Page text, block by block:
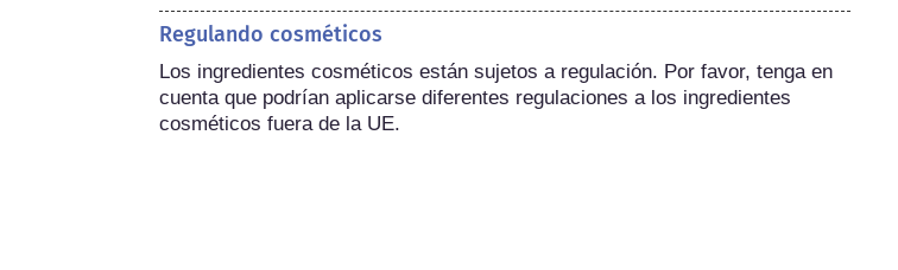
Regulando cosméticos
Los ingredientes cosméticos están sujetos a regulación. Por favor, tenga en
cuenta que podrían aplicarse diferentes regulaciones a los ingredientes
cosméticos fuera de la UE.